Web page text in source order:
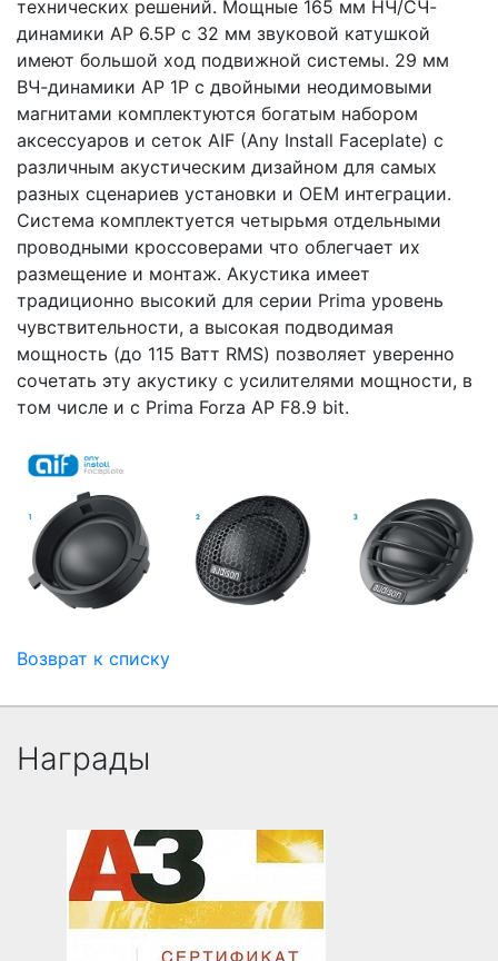
технических решений. Мощные 165 мм НЧ/СЧ-
динамики AP 6.5Р с 32 мм звуковой катушкой
имеют большой ход подвижной системы. 29 мм
ВЧ-динамики AP 1Р с двойными неодимовыми
магнитами комплектуются богатым набором
аксессуаров и сеток AIF (Any Install Faceplate) с
различным акустическим дизайном для самых
разных сценариев установки и ОЕМ интеграции.
Система комплектуется четырьмя отдельными
проводными кроссоверами что облегчает их
размещение и монтаж. Акустика имеет
традиционно высокий для серии Prima уровень
чувствительности, а высокая подводимая
мощность (до 115 Ватт RMS) позволяет уверенно
сочетать эту акустику с усилителями мощности, в
том числе и с Prima Forza AP F8.9 bit.
Возврат к списку
Награды